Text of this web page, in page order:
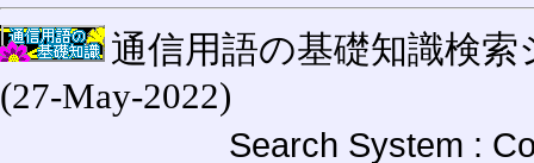
通信用語の基礎知識検索
(27-May-2022)
Search System :